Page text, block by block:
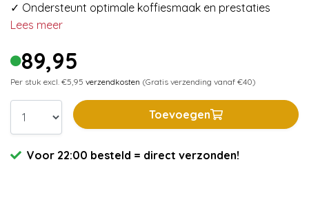
✓ Ondersteunt optimale koffiesmaak en prestaties
Lees meer
89,95
Per stuk excl. €5,95 verzendkosten (Gratis verzending vanaf €40)
Toevoegen
Voor 22:00 besteld = direct verzonden!